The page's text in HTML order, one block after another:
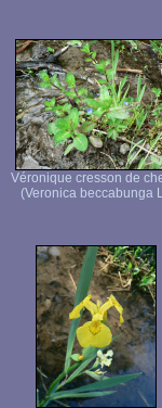
Véronique cresson de
(Veronica beccabunga